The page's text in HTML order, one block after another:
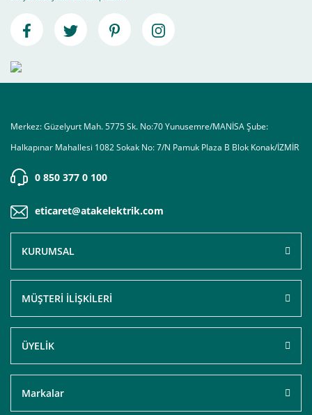
Merkez: Güzelyurt Mah. 5775 Sk. No:70 Yunusemre/MANİSA Şube:
Halkapınar Mahallesi 1082 Sokak No: 7/N Pamuk Plaza B Blok Konak/İZMİR
0 850 377 0 100
eticaret@atakelektrik.com
KURUMSAL
MÜŞTERİ İLİŞKİLERİ
ÜYELİK
Markalar